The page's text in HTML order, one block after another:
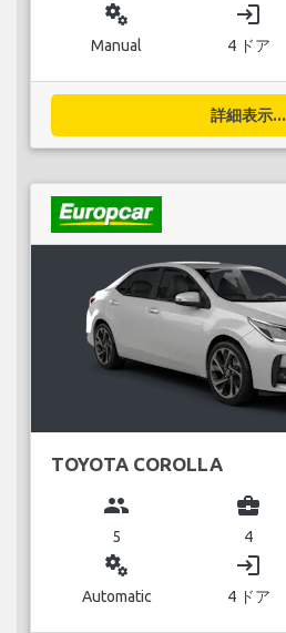
miscellaneous_services
Manual
login
4 ドア
詳細表示...
TOYOTA COROLLA
group
5
business_center
4
miscellaneous_services
Automatic
login
4 ドア